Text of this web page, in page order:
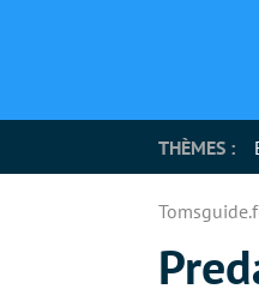
THÈMES :